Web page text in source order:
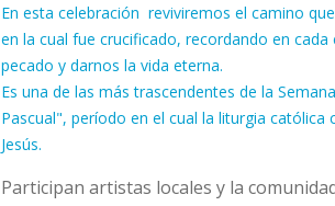
En esta celebración reviviremos el camino
en la cual fue crucificado, recordando en
pecado y darnos la vida eterna.
Es una de las más trascendentes de la
Pascual", período en el cual la liturgia
Jesús.
Participan artistas locales y la